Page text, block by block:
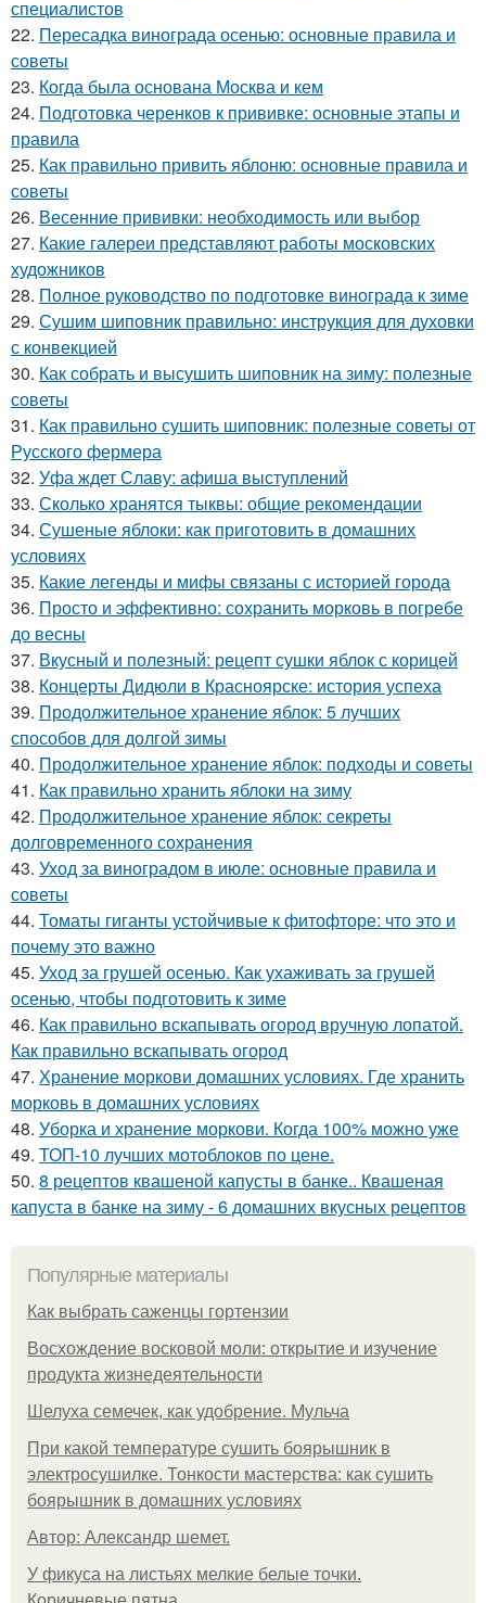
специалистов
22. Пересадка винограда осенью: основные правила и
советы
23. Когда была основана Москва и кем
24. Подготовка черенков к прививке: основные этапы и
правила
25. Как правильно привить яблоню: основные правила и
советы
26. Весенние прививки: необходимость или выбор
27. Какие галереи представляют работы московских
художников
28. Полное руководство по подготовке винограда к зиме
29. Сушим шиповник правильно: инструкция для духовки
с конвекцией
30. Как собрать и высушить шиповник на зиму: полезные
советы
31. Как правильно сушить шиповник: полезные советы от
Русского фермера
32. Уфа ждет Славу: афиша выступлений
33. Сколько хранятся тыквы: общие рекомендации
34. Сушеные яблоки: как приготовить в домашних
условиях
35. Какие легенды и мифы связаны с историей города
36. Просто и эффективно: сохранить морковь в погребе
до весны
37. Вкусный и полезный: рецепт сушки яблок с корицей
38. Концерты Дидюли в Красноярске: история успеха
39. Продолжительное хранение яблок: 5 лучших
способов для долгой зимы
40. Продолжительное хранение яблок: подходы и советы
41. Как правильно хранить яблоки на зиму
42. Продолжительное хранение яблок: секреты
долговременного сохранения
43. Уход за виноградом в июле: основные правила и
советы
44. Томаты гиганты устойчивые к фитофторе: что это и
почему это важно
45. Уход за грушей осенью. Как ухаживать за грушей
осенью, чтобы подготовить к зиме
46. Как правильно вскапывать огород вручную лопатой.
Как правильно вскапывать огород
47. Хранение моркови домашних условиях. Где хранить
морковь в домашних условиях
48. Уборка и хранение моркови. Когда 100% можно уже
49. ТОП-10 лучших мотоблоков по цене.
50. 8 рецептов квашеной капусты в банке.. Квашеная
капуста в банке на зиму - 6 домашних вкусных рецептов
Популярные материалы
Как выбрать саженцы гортензии
Восхождение восковой моли: открытие и изучение
продукта жизнедеятельности
Шелуха семечек, как удобрение. Мульча
При какой температуре сушить боярышник в
электросушилке. Тонкости мастерства: как сушить
боярышник в домашних условиях
Автор: Александр шемет.
У фикуса на листьях мелкие белые точки.